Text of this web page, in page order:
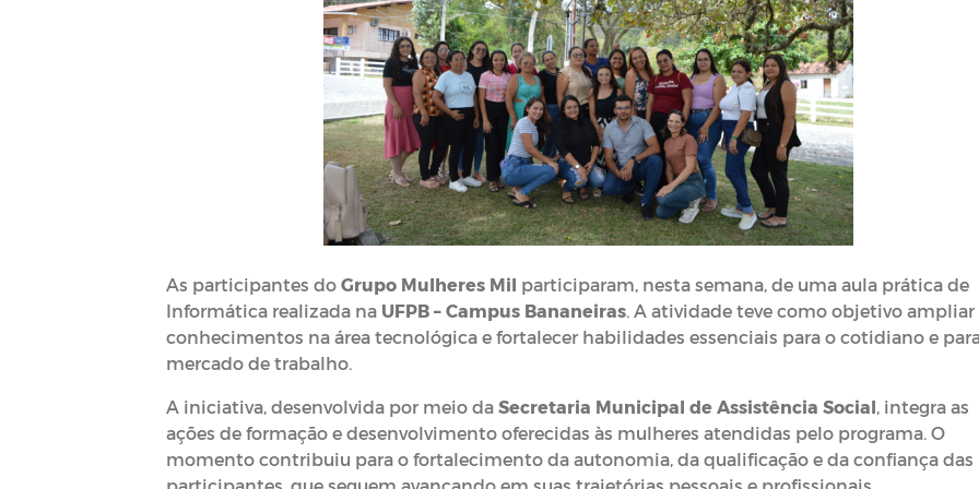
As participantes do Grupo Mulheres Mil participaram, nesta semana, de uma aula prática de
Informática realizada na UFPB – Campus Bananeiras . A atividade teve como objetivo ampliar
conhecimentos na área tecnológica e fortalecer habilidades essenciais para o cotidiano e
mercado de trabalho.
A iniciativa, desenvolvida por meio da Secretaria Municipal de Assistência Social , integra as
ações de formação e desenvolvimento oferecidas às mulheres atendidas pelo programa. O
momento contribuiu para o fortalecimento da autonomia, da qualificação e da confiança das